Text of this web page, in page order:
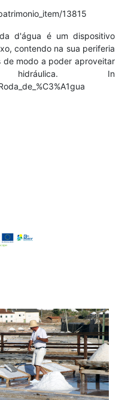
13815
d'água é um dispositivo
contendo na sua periferia
de modo a poder aproveitar
In